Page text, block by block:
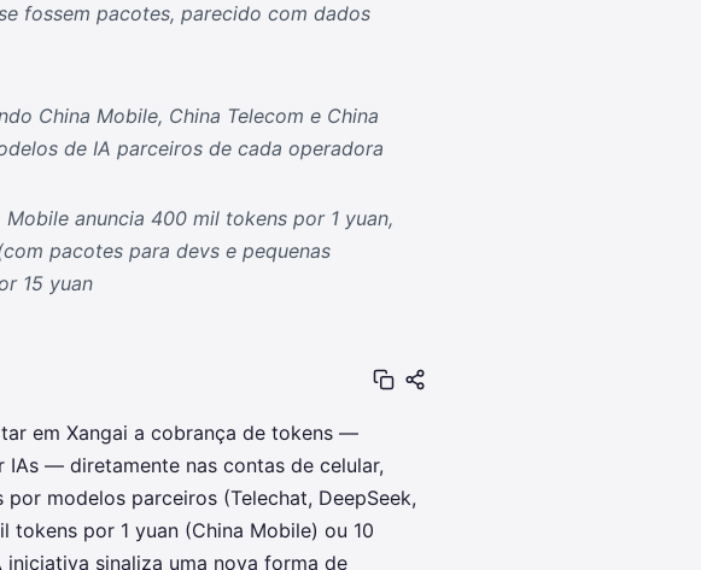
fossem pacotes, parecido com dados
China Mobile, China Telecom e China
de IA parceiros de cada operadora
anuncia 400 mil tokens por 1 yuan,
pacotes para devs e pequenas
15 yuan
em Xangai a cobrança de tokens —
IAs — diretamente nas contas de celular,
modelos parceiros (Telechat, DeepSeek,
por 1 yuan (China Mobile) ou 10
iniciativa sinaliza uma nova forma de